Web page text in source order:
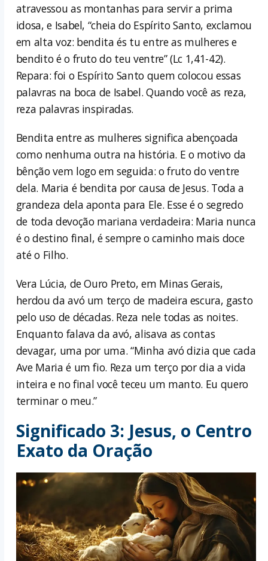
atravessou as montanhas para servir a prima
idosa, e Isabel, “cheia do Espírito Santo, exclamou
em alta voz: bendita és tu entre as mulheres e
bendito é o fruto do teu ventre” (Lc 1,41-42).
Repara: foi o Espírito Santo quem colocou essas
palavras na boca de Isabel. Quando você as reza,
reza palavras inspiradas.
Bendita entre as mulheres significa abençoada
como nenhuma outra na história. E o motivo da
bênção vem logo em seguida: o fruto do ventre
dela. Maria é bendita por causa de Jesus. Toda a
grandeza dela aponta para Ele. Esse é o segredo
de toda devoção mariana verdadeira: Maria nunca
é o destino final, é sempre o caminho mais doce
até o Filho.
Vera Lúcia, de Ouro Preto, em Minas Gerais,
herdou da avó um terço de madeira escura, gasto
pelo uso de décadas. Reza nele todas as noites.
Enquanto falava da avó, alisava as contas
devagar, uma por uma. “Minha avó dizia que cada
Ave Maria é um fio. Reza um terço por dia a vida
inteira e no final você teceu um manto. Eu quero
terminar o meu.”
Significado 3: Jesus, o Centro
Exato da Oração